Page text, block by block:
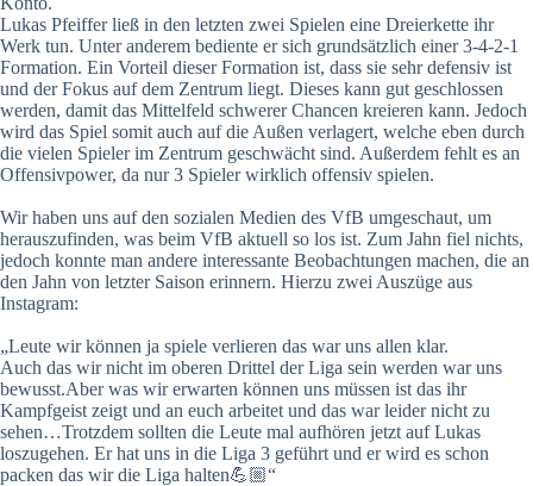
Lukas Pfeiffer ließ in den letzten zwei Spielen eine Dreierkette ihr
Werk tun. Unter anderem bediente er sich grundsätzlich einer 3-4-2-1
Formation. Ein Vorteil dieser Formation ist, dass sie sehr defensiv ist
und der Fokus auf dem Zentrum liegt. Dieses kann gut geschlossen
werden, damit das Mittelfeld schwerer Chancen kreieren kann. Jedoch
wird das Spiel somit auch auf die Außen verlagert, welche eben durch
die vielen Spieler im Zentrum geschwächt sind. Außerdem fehlt es an
Offensivpower, da nur 3 Spieler wirklich offensiv spielen.
Wir haben uns auf den sozialen Medien des VfB umgeschaut, um
herauszufinden, was beim VfB aktuell so los ist. Zum Jahn fiel nichts,
jedoch konnte man andere interessante Beobachtungen machen, die an
den Jahn von letzter Saison erinnern. Hierzu zwei Auszüge aus
Instagram:
„Leute wir können ja spiele verlieren das war uns allen klar.
Auch das wir nicht im oberen Drittel der Liga sein werden war uns
bewusst.Aber was wir erwarten können uns müssen ist das ihr
Kampfgeist zeigt und an euch arbeitet und das war leider nicht zu
sehen…Trotzdem sollten die Leute mal aufhören jetzt auf Lukas
loszugehen. Er hat uns in die Liga 3 geführt und er wird es schon
packen das wir die Liga halten💪🏼“